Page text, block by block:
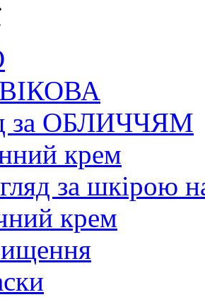
за ОБЛИЧЧЯМ
крем
за шкірою
крем